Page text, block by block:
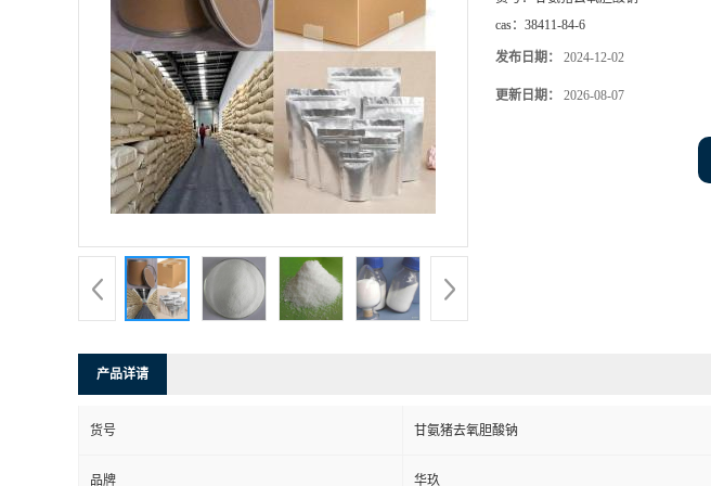
cas： 38411-84-6
发布日期： 2024-12-02
更新日期： 2026-08-07
产品详请
货号 甘氨猪去氧胆酸钠
品牌 华玖